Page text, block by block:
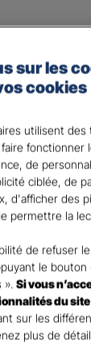
envisagez
:
Gan assurances
sur les
cookies
utilisent des
fonctionner
de
ciblée, de
d'afficher des
permettre la
de refuser
le bouton
».Si vous
du
sur les
plus de